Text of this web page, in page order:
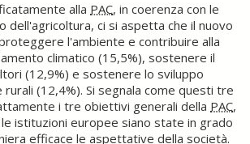
alla PAC, in coerenza con le
dell'agricoltura, ci si aspetta che il nuovo
l'ambiente e contribuire alla
climatico (15,5%), sostenere il
(12,9%) e sostenere lo sviluppo
(12,4%). Si segnala come questi tre
i tre obiettivi generali della PAC,
istituzioni europee siano state in grado
efficace le aspettative della società.